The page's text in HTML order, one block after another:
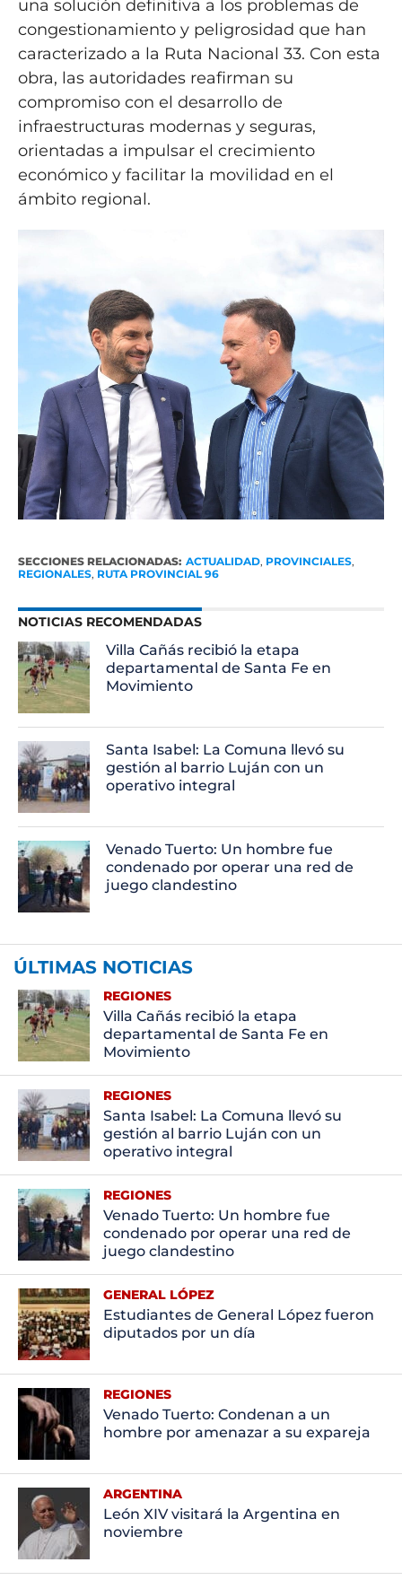
una solución definitiva a los problemas de
congestionamiento y peligrosidad que han
caracterizado a la Ruta Nacional 33. Con esta
obra, las autoridades reafirman su
compromiso con el desarrollo de
infraestructuras modernas y seguras,
orientadas a impulsar el crecimiento
económico y facilitar la movilidad en el
ámbito regional.
SECCIONES RELACIONADAS: ACTUALIDAD, PROVINCIALES,
REGIONALES, RUTA PROVINCIAL 96
NOTICIAS RECOMENDADAS
Villa Cañás recibió la etapa
departamental de Santa Fe en
Movimiento
Santa Isabel: La Comuna llevó su
gestión al barrio Luján con un
operativo integral
Venado Tuerto: Un hombre fue
condenado por operar una red de
juego clandestino
ÚLTIMAS NOTICIAS
REGIONES
Villa Cañás recibió la etapa
departamental de Santa Fe en
Movimiento
REGIONES
Santa Isabel: La Comuna llevó su
gestión al barrio Luján con un
operativo integral
REGIONES
Venado Tuerto: Un hombre fue
condenado por operar una red de
juego clandestino
GENERAL LÓPEZ
Estudiantes de General López fueron
diputados por un día
REGIONES
Venado Tuerto: Condenan a un
hombre por amenazar a su expareja
ARGENTINA
León XIV visitará la Argentina en
noviembre